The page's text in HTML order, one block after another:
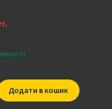
Додати в кошик